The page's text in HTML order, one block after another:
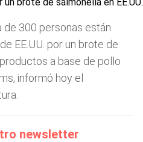
de 300 personas están
EE.UU. por un brote de
a base de pollo
informó hoy el
newsletter